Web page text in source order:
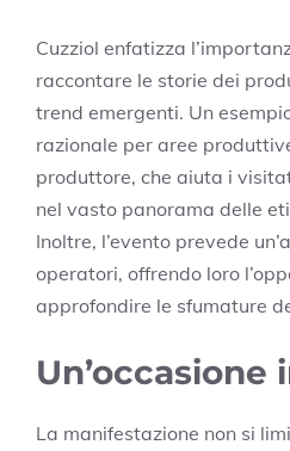
Cuzziol enfatizza
raccontare le storie dei
trend emergenti. Un
razionale per aree
produttore, che aiuta i
nel vasto panorama delle
Inoltre, l’evento prevede
operatori, offrendo loro
approfondire le sfumature
La manifestazione non si